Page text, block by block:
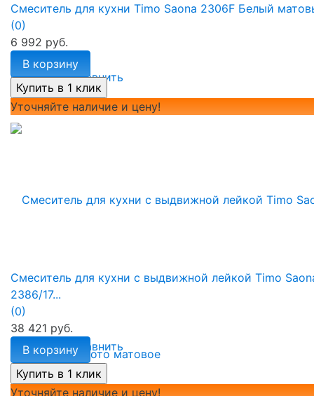
избранное сравнить
Смеситель для кухни Timo Saona 2306F Белый
(0)
6 992 руб.
В корзину
Уточняйте наличие и цену!
избранное сравнить
Смеситель для кухни с выдвижной лейкой Timo
2386/17...
(0)
38 421 руб.
В корзину
Уточняйте наличие и цену!